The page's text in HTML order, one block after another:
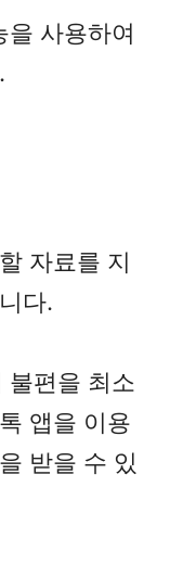
을 사용하여
자료를 지
다.
불편을 최소
앱을 이용
받을 수 있